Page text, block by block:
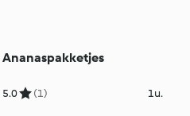
Ananaspakketjes
5.0 (1) 1u.